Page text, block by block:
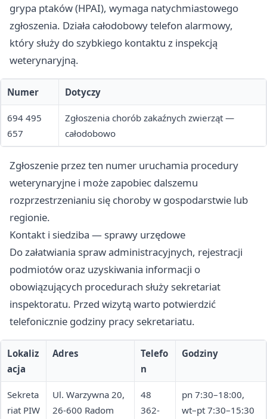
grypa ptaków (HPAI), wymaga natychmiastowego
zgłoszenia. Działa całodobowy telefon alarmowy,
który służy do szybkiego kontaktu z inspekcją
weterynaryjną.
Numer Dotyczy
694 495
657
Zgłoszenia chorób zakaźnych zwierząt —
całodobowo
Zgłoszenie przez ten numer uruchamia procedury
weterynaryjne i może zapobiec dalszemu
rozprzestrzenianiu się choroby w gospodarstwie lub
regionie.
Kontakt i siedziba — sprawy urzędowe
Do załatwiania spraw administracyjnych, rejestracji
podmiotów oraz uzyskiwania informacji o
obowiązujących procedurach służy sekretariat
inspektoratu. Przed wizytą warto potwierdzić
telefonicznie godziny pracy sekretariatu.
Lokaliz
acja
Adres
Telefo
n
Godziny
Sekreta
riat PIW
Ul. Warzywna 20,
26-600 Radom
48
362-
pn 7:30–18:00,
wt–pt 7:30–15:30